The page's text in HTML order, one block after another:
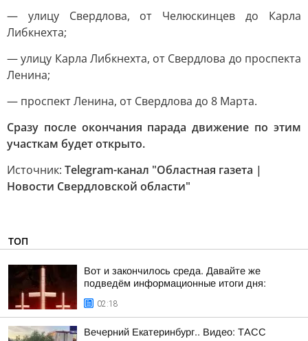
— улицу Свердлова, от Челюскинцев до Карла
Либкнехта;
— улицу Карла Либкнехта, от Свердлова до проспекта
Ленина;
— проспект Ленина, от Свердлова до 8 Марта.
Сразу после окончания парада движение по этим
участкам будет открыто.
Источник: Telegram-канал "Областная газета |
Новости Свердловской области"
ТОП
Вот и закончилось среда. Давайте же
подведём информационные итоги дня:
02:18
Вечерний Екатеринбург.. Видео: ТАСС